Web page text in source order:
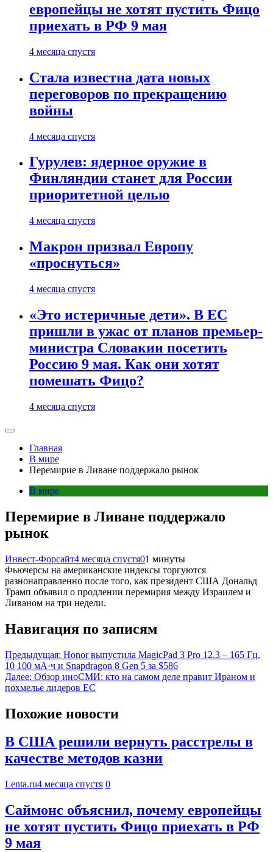
европейцы не хотят пустить Фицо
приехать в РФ 9 мая
4 месяца спустя
Стала известна дата новых
переговоров по прекращению
войны
4 месяца спустя
Гурулев: ядерное оружие в
Финляндии станет для России
приоритетной целью
4 месяца спустя
Макрон призвал Европу
«проснуться»
4 месяца спустя
«Это истеричные дети». В ЕС
пришли в ужас от планов премьер-
министра Словакии посетить
Россию 9 мая. Как они хотят
помешать Фицо?
4 месяца спустя
Главная
В мире
Перемирие в Ливане поддержало рынок
В мире
Перемирие в Ливане поддержало
рынок
Инвест-Форсайт4 месяца спустя01 минуты
Фьючерсы на американские индексы торгуются
разнонаправленно после того, как президент США Дональд
Трамп объявил о продлении перемирия между Израилем и
Ливаном на три недели.
Навигация по записям
Предыдущая: Honor выпустила MagicPad 3 Pro 12.3 – 165 Гц,
10 100 мА·ч и Snapdragon 8 Gen 5 за $586
Далее: Обзор иноСМИ: кто на самом деле правит Ираном и
похмелье лидеров ЕС
Похожие новости
В США решили вернуть расстрелы в
качестве методов казни
Lenta.ru4 месяца спустя 0
Саймонс объяснил, почему европейцы
не хотят пустить Фицо приехать в РФ
9 мая